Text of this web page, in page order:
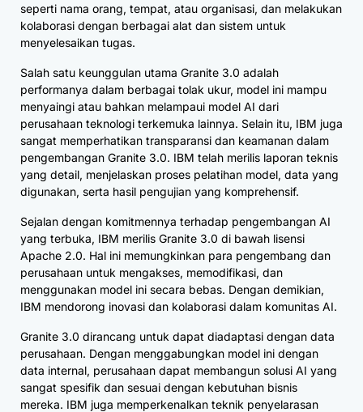
seperti nama orang, tempat, atau organisasi, dan melakukan
kolaborasi dengan berbagai alat dan sistem untuk
menyelesaikan tugas.
Salah satu keunggulan utama Granite 3.0 adalah
performanya dalam berbagai tolak ukur, model ini mampu
menyaingi atau bahkan melampaui model AI dari
perusahaan teknologi terkemuka lainnya. Selain itu, IBM juga
sangat memperhatikan transparansi dan keamanan dalam
pengembangan Granite 3.0. IBM telah merilis laporan teknis
yang detail, menjelaskan proses pelatihan model, data yang
digunakan, serta hasil pengujian yang komprehensif.
Sejalan dengan komitmennya terhadap pengembangan AI
yang terbuka, IBM merilis Granite 3.0 di bawah lisensi
Apache 2.0. Hal ini memungkinkan para pengembang dan
perusahaan untuk mengakses, memodifikasi, dan
menggunakan model ini secara bebas. Dengan demikian,
IBM mendorong inovasi dan kolaborasi dalam komunitas AI.
Granite 3.0 dirancang untuk dapat diadaptasi dengan data
perusahaan. Dengan menggabungkan model ini dengan
data internal, perusahaan dapat membangun solusi AI yang
sangat spesifik dan sesuai dengan kebutuhan bisnis
mereka. IBM juga memperkenalkan teknik penyelarasan